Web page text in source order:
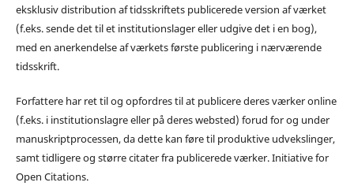
eksklusiv distribution af tidsskriftets publicerede version af værket
(f.eks. sende det til et institutionslager eller udgive det i en bog),
med en anerkendelse af værkets første publicering i nærværende
tidsskrift.
Forfattere har ret til og opfordres til at publicere deres værker online
(f.eks. i institutionslagre eller på deres websted) forud for og under
manuskriptprocessen, da dette kan føre til produktive udvekslinger,
samt tidligere og større citater fra publicerede værker. Initiative for
Open Citations.